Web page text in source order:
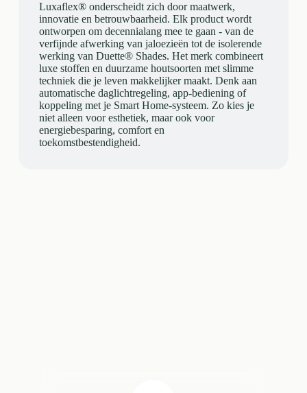
Luxaflex® onderscheidt zich door maatwerk,
innovatie en betrouwbaarheid. Elk product wordt
ontworpen om decennialang mee te gaan - van de
verfijnde afwerking van jaloezieën tot de isolerende
werking van Duette® Shades. Het merk combineert
luxe stoffen en duurzame houtsoorten met slimme
techniek die je leven makkelijker maakt. Denk aan
automatische daglichtregeling, app-bediening of
koppeling met je Smart Home-systeem. Zo kies je
niet alleen voor esthetiek, maar ook voor
energiebesparing, comfort en
toekomstbestendigheid.